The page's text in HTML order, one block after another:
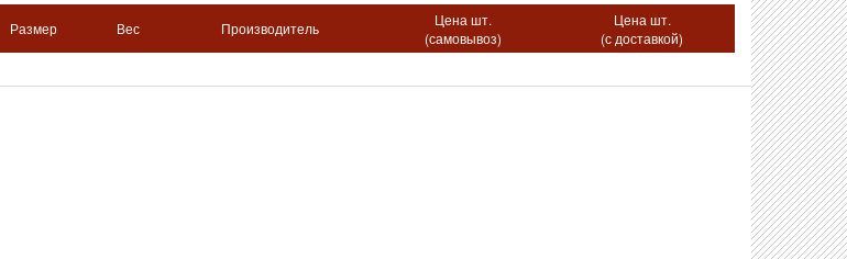
Размер Вес Производитель
Цена шт.
(самовывоз)
Цена шт.
(с доставкой)